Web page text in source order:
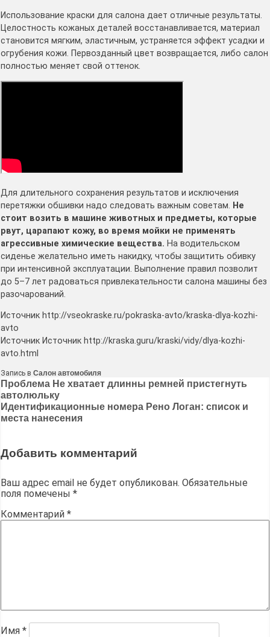
Использование краски для салона дает отличные результаты.
Целостность кожаных деталей восстанавливается, материал
становится мягким, эластичным, устраняется эффект усадки и
огрубения кожи. Первозданный цвет возвращается, либо салон
полностью меняет свой оттенок.
Для длительного сохранения результатов и исключения
перетяжки обшивки надо следовать важным советам. Не
стоит возить в машине животных и предметы, которые
рвут, царапают кожу, во время мойки не применять
агрессивные химические вещества. На водительском
сиденье желательно иметь накидку, чтобы защитить обивку
при интенсивной эксплуатации. Выполнение правил позволит
до 5–7 лет радоваться привлекательности салона машины без
разочарований.
Источник http://vseokraske.ru/pokraska-avto/kraska-dlya-kozhi-
avto
Источник Источник http://kraska.guru/kraski/vidy/dlya-kozhi-
avto.html
Запись в Салон автомобиля
Навигация
по
записям
Проблема Не хватает длинны ремней пристегнуть
автолюльку
Идентификационные номера Рено Логан: список и
места нанесения
Добавить комментарий
Ваш адрес email не будет опубликован. Обязательные
поля помечены *
Комментарий *
Имя *